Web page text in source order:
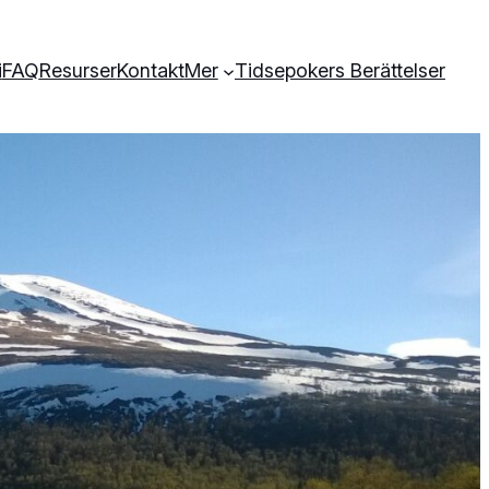
FAQResurserKontaktMer Tidsepokers Berättelser